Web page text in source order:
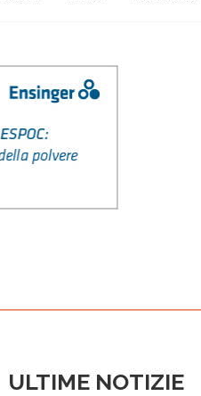
ULTIME NOTIZIE